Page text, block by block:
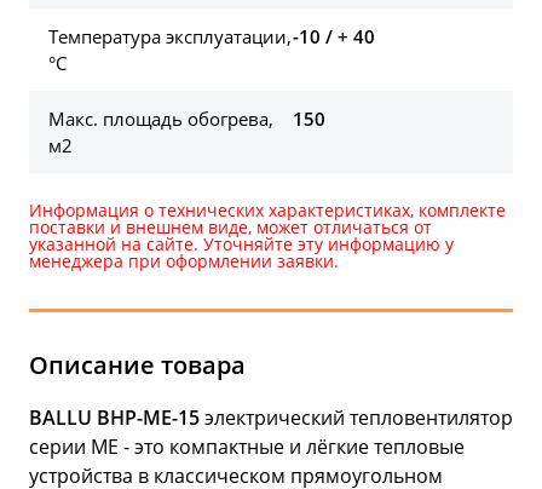
Температура эксплуатации,
°С
-10 / + 40
Макс. площадь обогрева,
м2
150
Информация о технических характеристиках, комплекте
поставки и внешнем виде, может отличаться от
указанной на сайте. Уточняйте эту информацию у
менеджера при оформлении заявки.
Описание товара
BALLU BHP-ME-15электрический тепловентилятор
серии ME - это компактные и лёгкие тепловые
устройства в классическом прямоугольном